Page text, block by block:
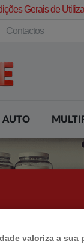
Gerais de
Contactos
AUTO
valoriza a sua